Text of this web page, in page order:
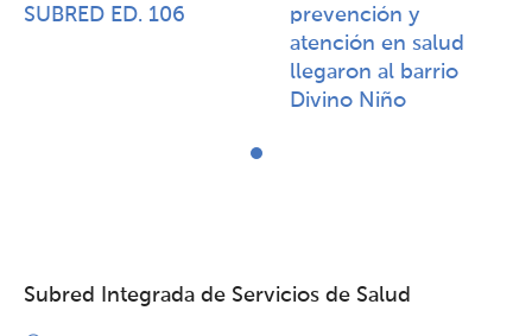
SUBRED ED. 106
prevención y
atención en salud
llegaron al barrio
Divino Niño
Subred Integrada de Servicios de Salud